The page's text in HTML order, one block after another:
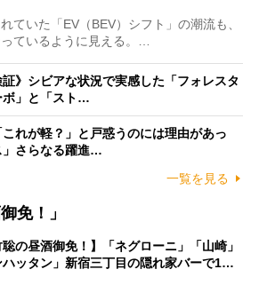
ていた「EV（BEV）シフト」の潮流も、
ているように見える。…
証》シビアな状況で実感した「フォレスタ
」と「スト…
れが軽？」と戸惑うのには理由があっ
さらなる躍進…
一覧を見る
免！」
聡の昼酒御免！】「ネグローニ」「山崎」
ハッタン」新宿三丁目の隠れ家バーで1…